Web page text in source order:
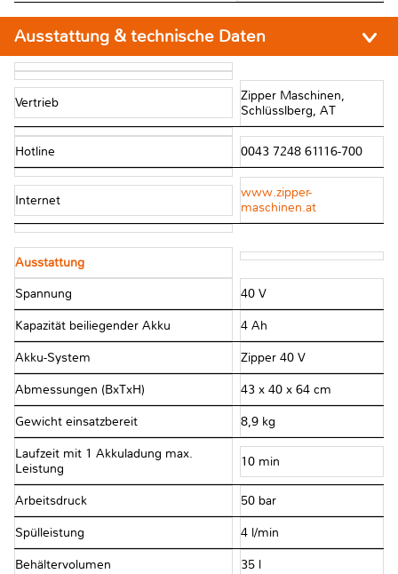
Ausstattung & technische Daten
Vertrieb
Zipper Maschinen,
Schlüsslberg, AT
Hotline 0043 7248 61116-700
Internet
www.zipper-
maschinen.at
Ausstattung
Spannung 40 V
Kapazität beiliegender Akku 4 Ah
Akku-System Zipper 40 V
Abmessungen (BxTxH) 43 x 40 x 64 cm
Gewicht einsatzbereit 8,9 kg
Laufzeit mit 1 Akkuladung max.
Leistung
10 min
Arbeitsdruck 50 bar
Spülleistung 4 l/min
Behältervolumen 35 l